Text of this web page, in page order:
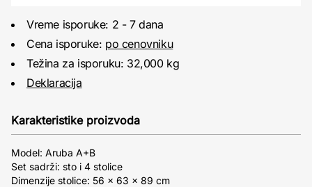
Vreme isporuke: 2 - 7 dana
Cena isporuke: po cenovniku
Težina za isporuku: 32,000 kg
Deklaracija
Karakteristike proizvoda
Model: Aruba A+B
Set sadrži: sto i 4 stolice
Dimenzije stolice: 56 × 63 × 89 cm